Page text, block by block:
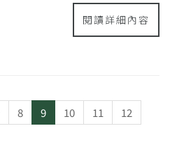
閱讀詳細內容
8 9 10 11
12